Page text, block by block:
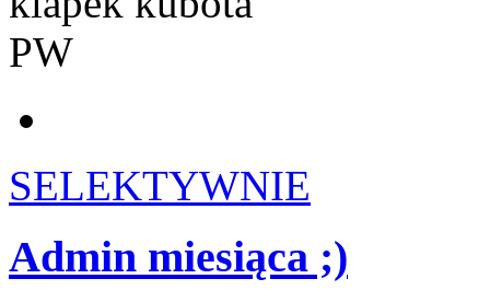
PW
SELEKTYWNIE
Admin miesiąca ;)